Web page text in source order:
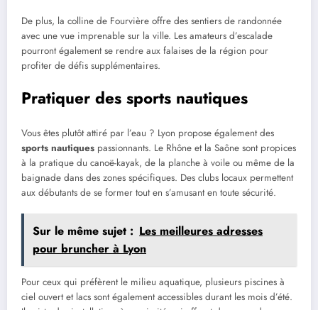
De plus, la colline de Fourvière offre des sentiers de randonnée
avec une vue imprenable sur la ville. Les amateurs d’escalade
pourront également se rendre aux falaises de la région pour
profiter de défis supplémentaires.
Pratiquer des sports nautiques
Vous êtes plutôt attiré par l’eau ? Lyon propose également des
sports nautiques passionnants. Le Rhône et la Saône sont propices
à la pratique du canoë-kayak, de la planche à voile ou même de la
baignade dans des zones spécifiques. Des clubs locaux permettent
aux débutants de se former tout en s’amusant en toute sécurité.
Sur le même sujet : Les meilleures adresses
pour bruncher à Lyon
Pour ceux qui préfèrent le milieu aquatique, plusieurs piscines à
ciel ouvert et lacs sont également accessibles durant les mois d’été.